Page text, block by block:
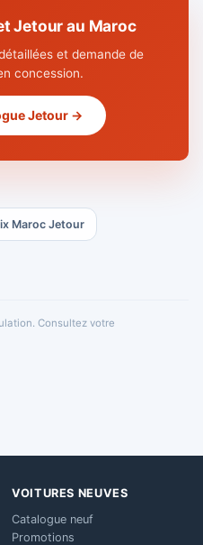
Jetour au Maroc
et demande de
concession.
Jetour →
Maroc Jetour
Consultez votre
VOITURES NEUVES
Catalogue neuf
Promotions